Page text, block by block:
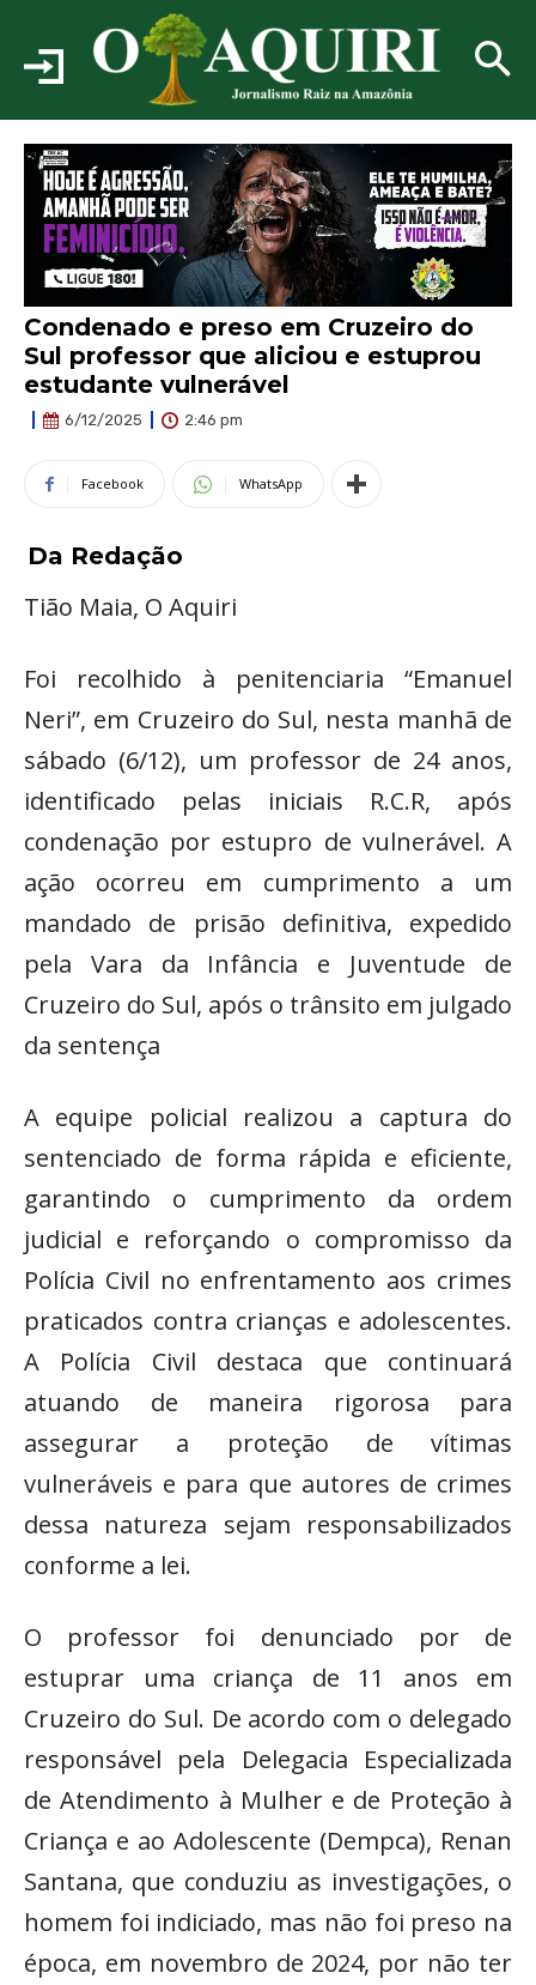
Condenado e preso em Cruzeiro do
Sul professor que aliciou e estuprou
estudante vulnerável
6/12/2025 2:46 pm
Facebook WhatsApp
Da Redação
Tião Maia, O Aquiri
Foi recolhido à penitenciaria “Emanuel
Neri”, em Cruzeiro do Sul, nesta manhã de
sábado (6/12), um professor de 24 anos,
identificado pelas iniciais R.C.R, após
condenação por estupro de vulnerável. A
ação ocorreu em cumprimento a um
mandado de prisão definitiva, expedido
pela Vara da Infância e Juventude de
Cruzeiro do Sul, após o trânsito em julgado
da sentença
A equipe policial realizou a captura do
sentenciado de forma rápida e eficiente,
garantindo o cumprimento da ordem
judicial e reforçando o compromisso da
Polícia Civil no enfrentamento aos crimes
praticados contra crianças e adolescentes.
A Polícia Civil destaca que continuará
atuando de maneira rigorosa para
assegurar a proteção de vítimas
vulneráveis e para que autores de crimes
dessa natureza sejam responsabilizados
conforme a lei.
O professor foi denunciado por de
estuprar uma criança de 11 anos em
Cruzeiro do Sul. De acordo com o delegado
responsável pela Delegacia Especializada
de Atendimento à Mulher e de Proteção à
Criança e ao Adolescente (Dempca), Renan
Santana, que conduziu as investigações, o
homem foi indiciado, mas não foi preso na
época, em novembro de 2024, por não ter